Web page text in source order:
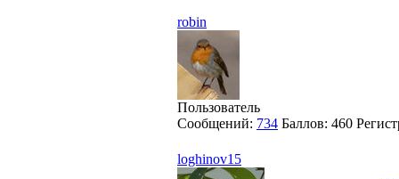
robin
Пользователь
Сообщений: 734 Баллов: 460
loghinov15